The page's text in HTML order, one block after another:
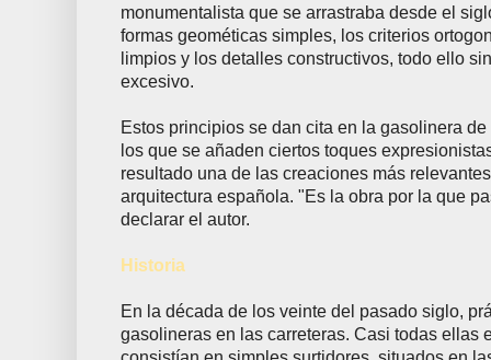
monumentalista que se arrastraba desde el
formas geométicas simples, los criterios
limpios y los detalles constructivos, todo ello
excesivo.
Estos principios se dan cita en la gasolinera
los que se añaden ciertos toques
resultado una de las creaciones más
arquitectura española. "Es la obra por la que
declarar el autor.
Historia
En la década de los veinte del pasado siglo,
gasolineras en las carreteras. Casi todas ellas